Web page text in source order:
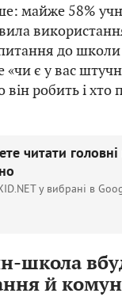
майже 58%
до школи
«чи є у вас
робить і хто
читати
у вибрані в
школа
й